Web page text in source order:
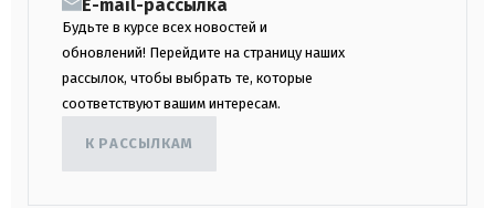
E-mail-рассылка
Будьте в курсе всех новостей и
обновлений! Перейдите на страницу наших
рассылок, чтобы выбрать те, которые
соответствуют вашим интересам.
К РАССЫЛКАМ